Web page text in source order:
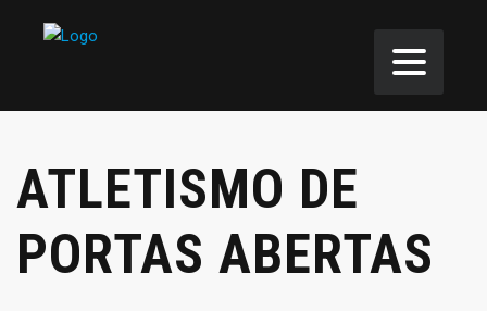
ATLETISMO DE
PORTAS ABERTAS